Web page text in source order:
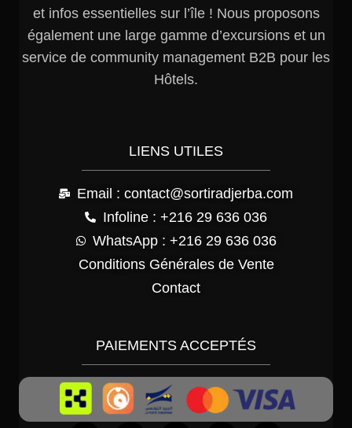
et infos essentielles sur l’île ! Nous proposons
également une large gamme d’excursions et un
service de community management B2B pour les
Hôtels.
LIENS UTILES
Email : contact@sortiradjerba.com
Infoline : +216 29 636 036
WhatsApp : +216 29 636 036
Conditions Générales de Vente
Contact
PAIEMENTS ACCEPTÉS